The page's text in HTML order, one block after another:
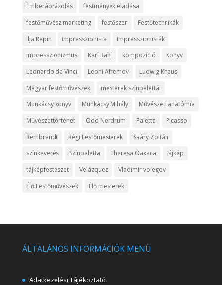
Emberábrázolás
festmények eladása
festőművész marketing
festőszer
Festőtechnikák
Ilja Repin
impresszionista
impresszionisták
impresszionizmus
Karl Rahl kompozíció
Könyv
Leonardo da Vinci
Leoni Afremov
Ludwig Knaus
Magyar festőművészek
mesterek színpalettái
Munkácsy könyv
Munkácsy Mihály
Művészeti anatómia
Művészettörténet
Odd Nerdrum Paletta
Picasso
Rembrandt
Régi Festőmesterek
Saáry Zoltán
színkeverés
Színpaletta Theresa Oaxaca
tájkép
tájképfestészet
Velázquez
Vladimir volegov
Élő Festőművészek
Élő mesterek
ÁLTALÁNOS INFORMÁCIÓK MENÜ
Adatkezelési Tájékoztató